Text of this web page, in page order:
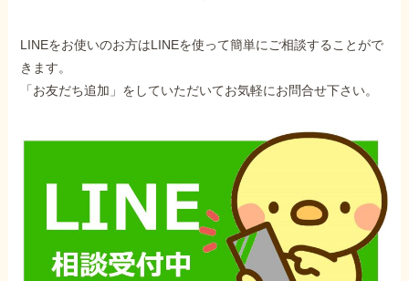
LINEをお使いのお方はLINEを使って簡単にご相談することがで
きます。
「お友だち追加」をしていただいてお気軽にお問合せ下さい。